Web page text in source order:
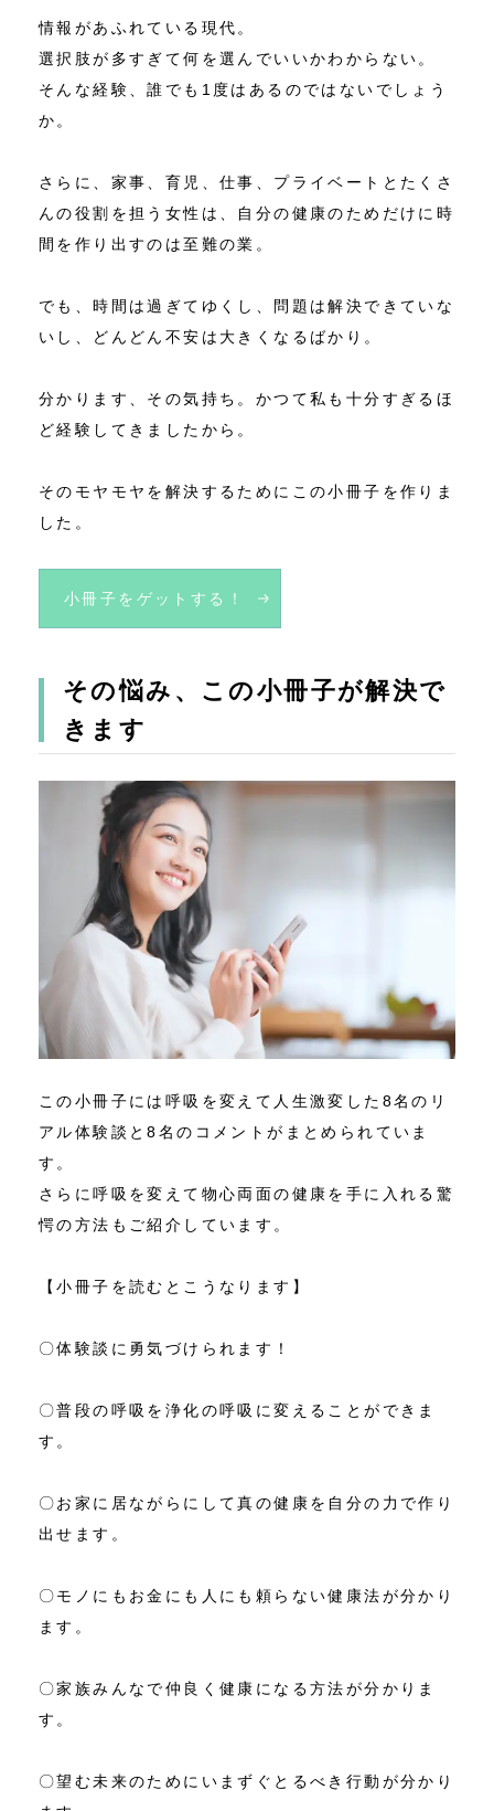
情報があふれている現代。
選択肢が多すぎて何を選んでいいかわからない。
そんな経験、誰でも1度はあるのではないでしょう
か。
さらに、家事、育児、仕事、プライベートとたくさ
んの役割を担う女性は、自分の健康のためだけに時
間を作り出すのは至難の業。
でも、時間は過ぎてゆくし、問題は解決できていな
いし、どんどん不安は大きくなるばかり。
分かります、その気持ち。かつて私も十分すぎるほ
ど経験してきましたから。
そのモヤモヤを解決するためにこの小冊子を作りま
した。
小冊子をゲットする！
その悩み、この小冊子が解決で
きます
この小冊子には呼吸を変えて人生激変した8名のリ
アル体験談と8名のコメントがまとめられていま
す。
さらに呼吸を変えて物心両面の健康を手に入れる驚
愕の方法もご紹介しています。
【小冊子を読むとこうなります】
〇体験談に勇気づけられます！
〇普段の呼吸を浄化の呼吸に変えることができま
す。
〇お家に居ながらにして真の健康を自分の力で作り
出せます。
〇モノにもお金にも人にも頼らない健康法が分かり
ます。
〇家族みんなで仲良く健康になる方法が分かりま
す。
〇望む未来のためにいまずぐとるべき行動が分かり